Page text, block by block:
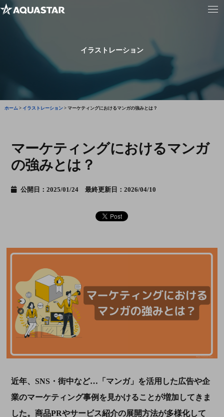
イラストレーション
ホーム> イラストレーション> マーケティングにおけるマンガの強みとは？
マーケティングにおけるマンガ
の強みとは？
公開日：2025/01/24 最終更新日：2026/04/10
近年、SNS・街中など…「マンガ」を活用した広告や企
業のマーケティング事例を見かけることが増加してきま
した。商品PRやサービス紹介の展開方法が多様化して